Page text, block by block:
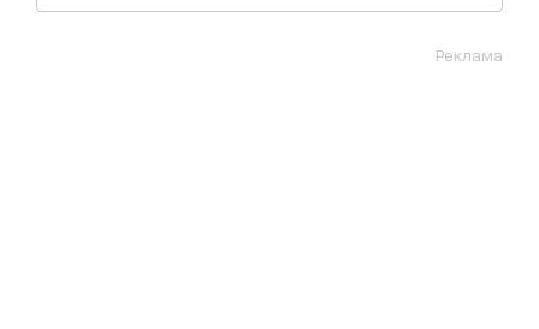
Реклама